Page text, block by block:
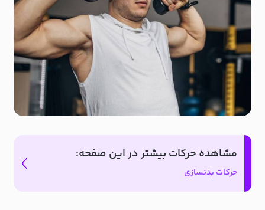
مشاهده حرکات بیشتر در این صفحه:
حرکات بدنسازی